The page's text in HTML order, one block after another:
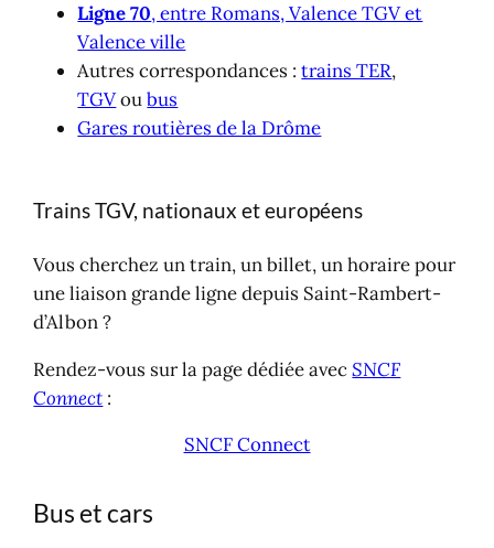
Ligne 70, entre Romans, Valence TGV et
Valence ville
Autres correspondances :trains TER,
TGVoubus
Gares routières de la Drôme
Trains TGV, nationaux et européens
Vous cherchez un train, un billet, un horaire pour
une liaison grande ligne depuis Saint-Rambert-
d’Albon ?
Rendez-vous sur la page dédiée avecSNCF
Connect :
SNCF Connect
Bus et cars